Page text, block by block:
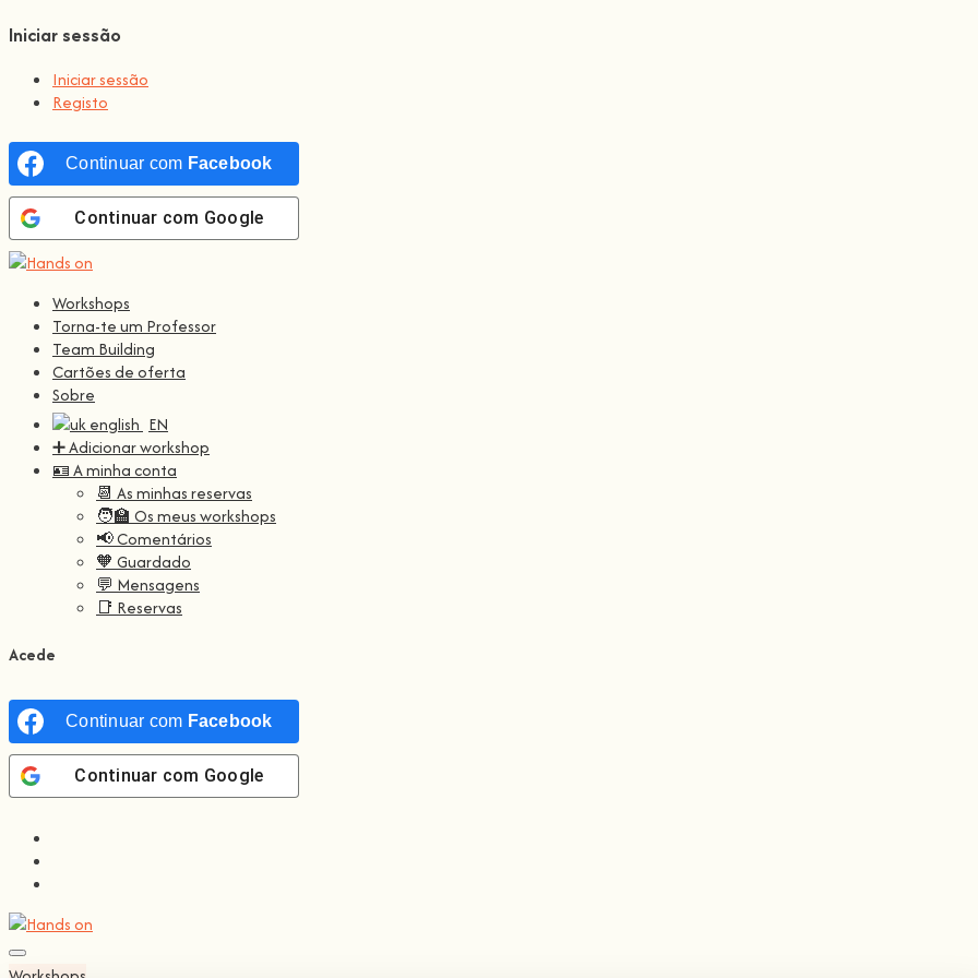
Iniciar sessão
Iniciar sessão
Registo
Continuar com Facebook
Continuar com Google
Workshops
Torna-te um Professor
Team Building
Cartões de oferta
Sobre
EN
➕ Adicionar workshop
🪪 A minha conta
📆 As minhas reservas
🧑‍🏫 Os meus workshops
📢 Comentários
🧡 Guardado
💬 Mensagens
📑 Reservas
Acede
Continuar com Facebook
Continuar com Google